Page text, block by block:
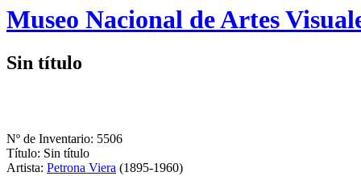
Logo
MNAV
Museo Nacional de Artes
Sin título
Nº de Inventario: 5506
Título: Sin título
Artista: Petrona Viera (1895-1960)